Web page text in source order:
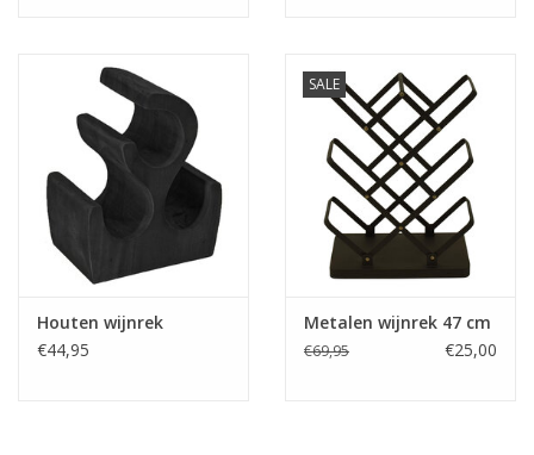
Anklebelts
Bootbelts
Kerst
MAGAZIJNOPRUIMING
Houten wijnrek
€44,95
SALE
Metalen wijnrek 47 cm
€69,95 €25,00